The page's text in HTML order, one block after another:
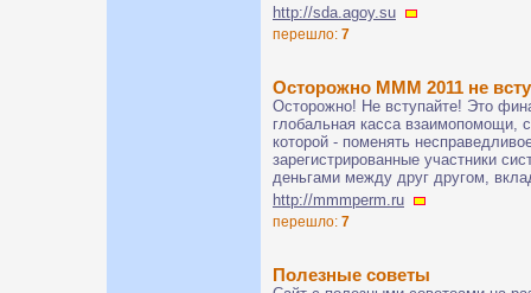
http://sda.agoy.su
перешло: 7
Осторожно МММ 2011 не
Осторожно! Не вступайте! Это
глобальная касса взаимопомощи,
которой - поменять
зарегистрированные участники
деньгами между друг другом,
http://mmmperm.ru
перешло: 7
Полезные советы